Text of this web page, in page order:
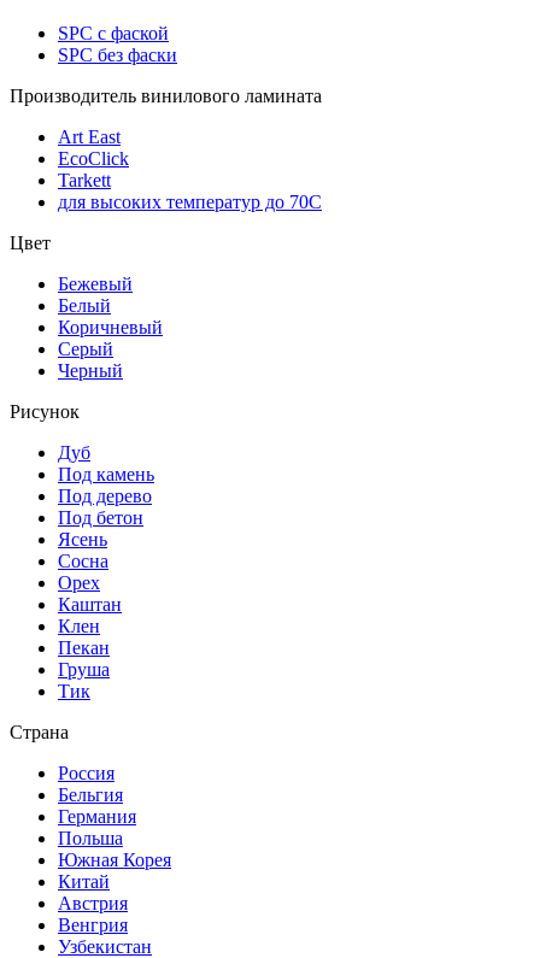
SPC с фаской
SPC без фаски
Производитель винилового ламината
Art East
EcoClick
Tarkett
для высоких температур до 70С
Цвет
Бежевый
Белый
Коричневый
Серый
Черный
Рисунок
Дуб
Под камень
Под дерево
Под бетон
Ясень
Сосна
Орех
Каштан
Клен
Пекан
Груша
Тик
Страна
Россия
Бельгия
Германия
Польша
Южная Корея
Китай
Австрия
Венгрия
Узбекистан